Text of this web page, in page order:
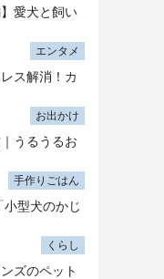
愛犬と飼い
エンタメ
ス解消！カ
お出かけ
うるうるお
手作りごはん
小型犬のかじ
くらし
ズのペット